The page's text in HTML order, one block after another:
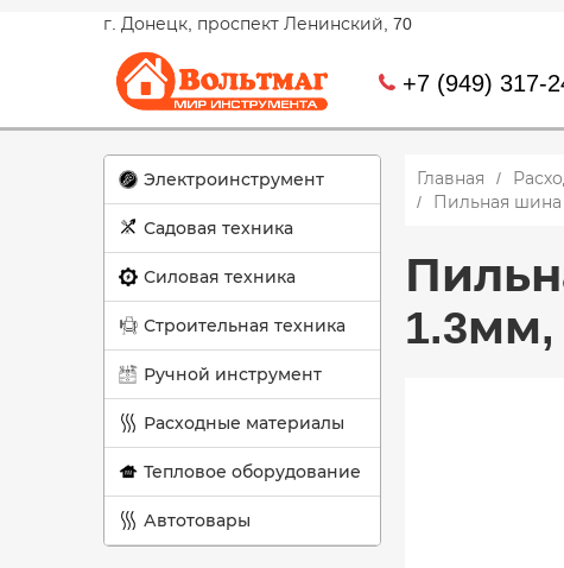
г. Донецк, проспект Ленинский, 70
+7 (949) 317-
Электроинструмент
Садовая техника
Силовая техника
Строительная техника
Ручной инструмент
Расходные материалы
Тепловое оборудование
Автотовары
Главная
Пильная шина
1.3мм,